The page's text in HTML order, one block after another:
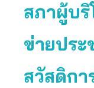
สภาผู้บริ
ข่ายประ
สวัสดิกา